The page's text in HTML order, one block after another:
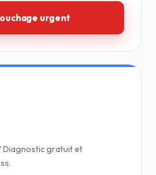
urgent
Diagnostic gratuit et